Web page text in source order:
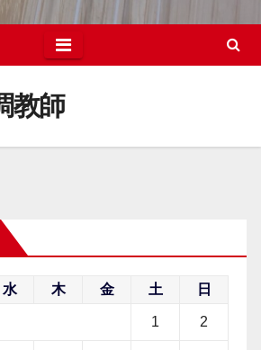
教師
水 木 金 土 日
1 2